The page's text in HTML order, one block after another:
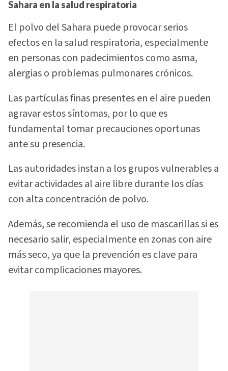
Sahara en la salud respiratoria
El polvo del Sahara puede provocar serios
efectos en la salud respiratoria, especialmente
en personas con padecimientos como asma,
alergias o problemas pulmonares crónicos.
Las partículas finas presentes en el aire pueden
agravar estos síntomas, por lo que es
fundamental tomar precauciones oportunas
ante su presencia.
Las autoridades instan a los grupos vulnerables a
evitar actividades al aire libre durante los días
con alta concentración de polvo.
Además, se recomienda el uso de mascarillas si es
necesario salir, especialmente en zonas con aire
más seco, ya que la prevención es clave para
evitar complicaciones mayores.